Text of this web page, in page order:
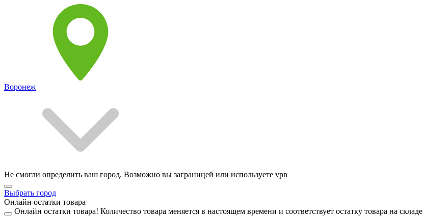
Воронеж
Не смогли определить ваш город. Возможно вы заграницей или используете vpn
Выбрать город
Онлайн остатки товара
Онлайн остатки товара! Количество товара меняется в настоящем времени и соответствует остатку товара на складе